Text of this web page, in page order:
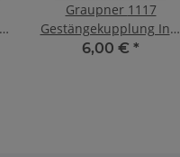
Graupner 1117
Gestängekupplung Inh.
5 St.
6,00 € *